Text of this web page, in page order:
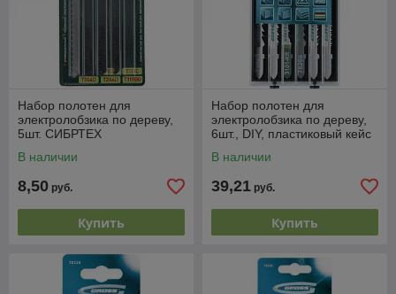
Набор полотен для
электролобзика по дереву,
5шт. СИБРТЕХ
В наличии
8,50 руб.
Купить
Набор полотен для
электролобзика по дереву,
6шт., DIY, пластиковый кейс
В наличии
39,21 руб.
Купить